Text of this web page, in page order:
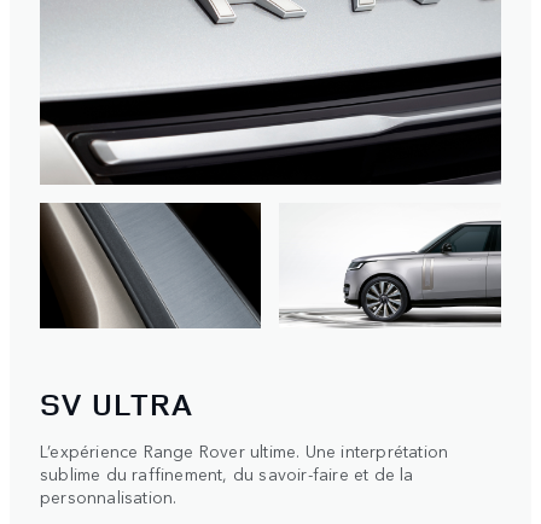
SV ULTRA
L’expérience Range Rover ultime. Une interprétation
sublime du raffinement, du savoir-faire et de la
personnalisation.